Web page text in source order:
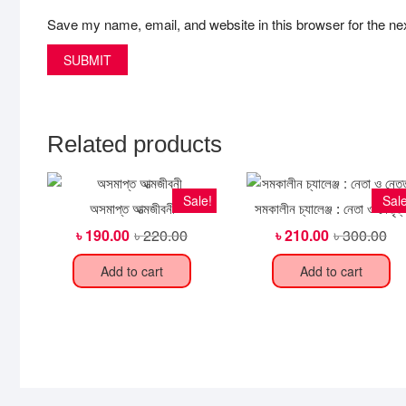
Save my name, email, and website in this browser for the
Related products
Sale!
অসমাপ্ত আত্মজীবনী
৳220.00Original
was:
৳190.00 Current
is:
Add to cart
সমকালীন চ্যালেঞ্জ : নেতা ও নেতৃত্ব
৳300.00
was:
৳210.00
is:
Add to cart